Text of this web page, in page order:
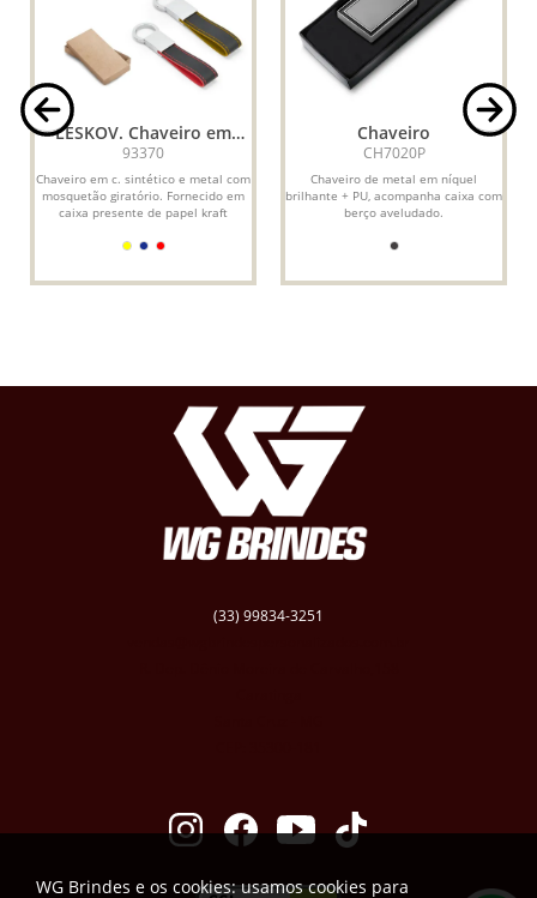
LESKOV. Chaveiro em
c.sintético e metal
93370
Chaveiro em c. sintético e metal com
mosquetão giratório. Fornecido em
caixa presente de papel kraft
Chaveiro
CH7020P
Chaveiro de metal em níquel
brilhante + PU, acompanha caixa com
berço aveludado.
(33) 99834-3251
WG Brindes e os cookies: usamos cookies para